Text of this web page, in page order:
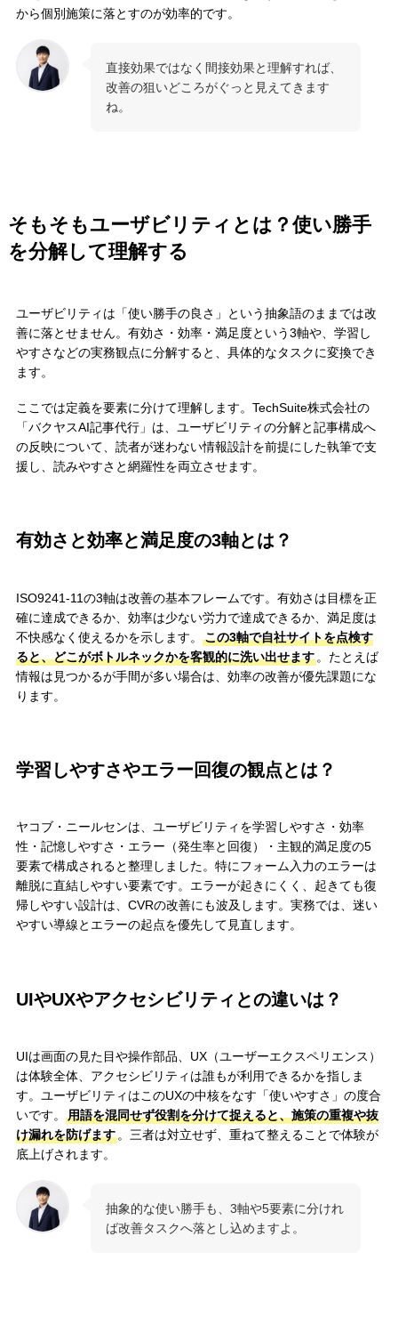
から個別施策に落とすのが効率的です。
直接効果ではなく間接効果と理解すれば、
改善の狙いどころがぐっと見えてきます
ね。
そもそもユーザビリティとは？使い勝手
を分解して理解する
ユーザビリティは「使い勝手の良さ」という抽象語のままでは改
善に落とせません。有効さ・効率・満足度という3軸や、学習し
やすさなどの実務観点に分解すると、具体的なタスクに変換でき
ます。
ここでは定義を要素に分けて理解します。TechSuite株式会社の
「バクヤスAI記事代行」は、ユーザビリティの分解と記事構成へ
の反映について、読者が迷わない情報設計を前提にした執筆で支
援し、読みやすさと網羅性を両立させます。
有効さと効率と満足度の3軸とは？
ISO9241-11の3軸は改善の基本フレームです。有効さは目標を正
確に達成できるか、効率は少ない労力で達成できるか、満足度は
不快感なく使えるかを示します。
この3軸で自社サイトを点検す
ると、どこがボトルネックかを客観的に洗い出せます。たとえば
情報は見つかるが手間が多い場合は、効率の改善が優先課題にな
ります。
学習しやすさやエラー回復の観点とは？
ヤコブ・ニールセンは、ユーザビリティを学習しやすさ・効率
性・記憶しやすさ・エラー（発生率と回復）・主観的満足度の5
要素で構成されると整理しました。特にフォーム入力のエラーは
離脱に直結しやすい要素です。エラーが起きにくく、起きても復
帰しやすい設計は、CVRの改善にも波及します。実務では、迷い
やすい導線とエラーの起点を優先して見直します。
UIやUXやアクセシビリティとの違いは？
UIは画面の見た目や操作部品、UX（ユーザーエクスペリエンス）
は体験全体、アクセシビリティは誰もが利用できるかを指しま
す。ユーザビリティはこのUXの中核をなす「使いやすさ」の度合
いです。
用語を混同せず役割を分けて捉えると、施策の重複や抜
け漏れを防げます。三者は対立せず、重ねて整えることで体験が
底上げされます。
抽象的な使い勝手も、3軸や5要素に分けれ
ば改善タスクへ落とし込めますよ。